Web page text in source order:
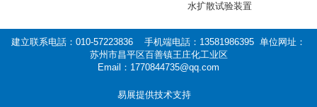
水扩散试验装置
建立联系电話：010-57223836 手机端电話：13581986395 单位网址：
苏州市昌平区百善镇王庄化工业区
Email：1770844735@qq.com
易展提供技术支持